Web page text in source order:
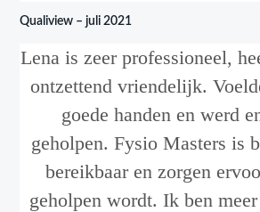
Qualiview – juli 2021
Lena is zeer professioneel,
ontzettend vriendelijk.
goede handen en werd
geholpen. Fysio Masters is
bereikbaar en zorgen
geholpen wordt. Ik ben